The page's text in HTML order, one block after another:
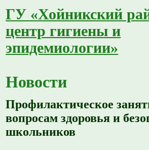
ГУ «Хойникский
центр гигиены и
эпидемиологии»
Новости
Профилактическое
вопросам здоровья и
школьников